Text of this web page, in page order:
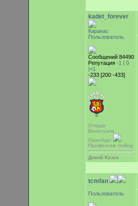
kadet_forever
Каракас
Пользователь
Сообщений 84490
Репутация -1 | 0
|+1
-233 [200 -433]
Откуда:
Венесуэла,
Оренбург
Профессия: trolling
Дикий Казах
tcmfan
Пользователь